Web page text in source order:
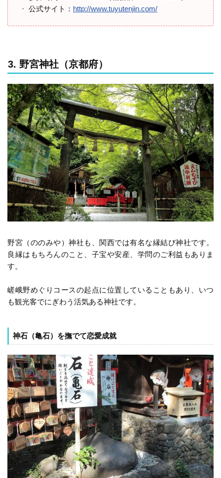
公式サイト： http://www.tuyutenjin.com/
3. 野宮神社（京都府）
野宮（ののみや）神社も、関西では有名な縁結び神社です。
良縁はもちろんのこと、子宝や安産、学問のご利益もありま
す。
嵯峨野めぐりコースの起点に位置していることもあり、いつ
も観光客でにぎわう活気ある神社です。
神石（亀石）を撫でて恋愛成就